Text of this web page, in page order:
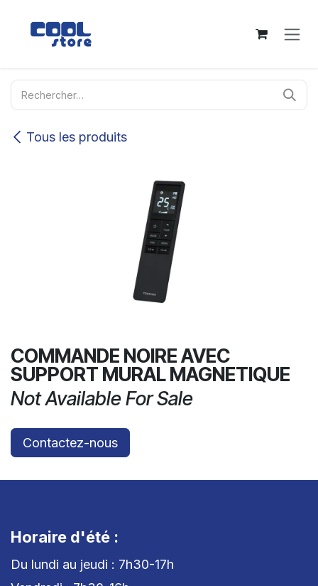
Tous les produits
COMMANDE NOIRE AVEC
SUPPORT MURAL MAGNETIQUE
Not Available For Sale
Contactez-nous
Horaire d'été :
Du lundi au jeudi : 7h30-17h